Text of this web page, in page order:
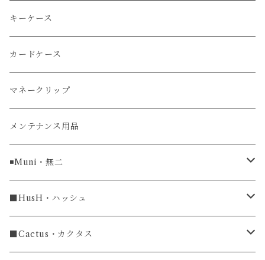
アリゲーター
リザード
ガルーシャ（エイ）
牛革
ラグ幅16mm
ラグ幅18mm
ラグ幅19mm
エルメス / HERMES
キーケース
カードケース
マネークリップ
メンテナンス用品
◾️Muni・無二
長財布
長財布
名刺入れ
■HusH・ハッシュ
ラウンドファスナー
■Cactus・カクタス